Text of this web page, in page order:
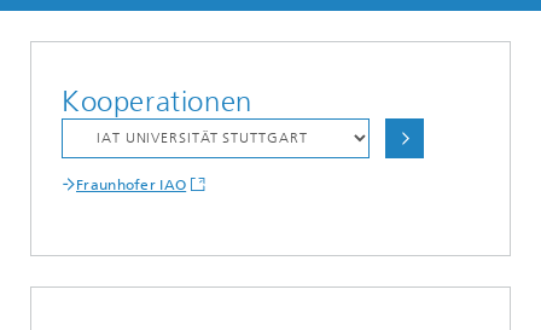
Kooperationen
Fraunhofer IAO